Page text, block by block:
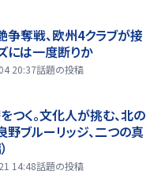
争奪戦、欧州4クラブが接
には一度断りか
20:37話題の投稿
つく。文化人が挑む、北の
野ブルーリッジ、二つの真
14:48話題の投稿